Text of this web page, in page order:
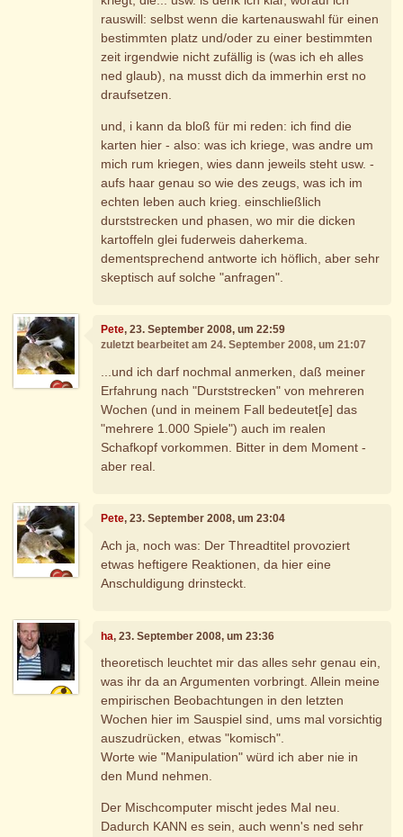
rauswill: selbst wenn die kartenauswahl für einen
bestimmten platz und/oder zu einer bestimmten
zeit irgendwie nicht zufällig is (was ich eh alles
ned glaub), na musst dich da immerhin erst no
draufsetzen.
und, i kann da bloß für mi reden: ich find die
karten hier - also: was ich kriege, was andre um
mich rum kriegen, wies dann jeweils steht usw. -
aufs haar genau so wie des zeugs, was ich im
echten leben auch krieg. einschließlich
durststrecken und phasen, wo mir die dicken
kartoffeln glei fuderweis daherkema.
dementsprechend antworte ich höflich, aber sehr
skeptisch auf solche "anfragen".
Pete, 23. September 2008, um 22:59
zuletzt bearbeitet am 24. September 2008, um 21:07
...und ich darf nochmal anmerken, daß meiner
Erfahrung nach "Durststrecken" von mehreren
Wochen (und in meinem Fall bedeutet[e] das
"mehrere 1.000 Spiele") auch im realen
Schafkopf vorkommen. Bitter in dem Moment -
aber real.
Pete, 23. September 2008, um 23:04
Ach ja, noch was: Der Threadtitel provoziert
etwas heftigere Reaktionen, da hier eine
Anschuldigung drinsteckt.
ha, 23. September 2008, um 23:36
theoretisch leuchtet mir das alles sehr genau ein,
was ihr da an Argumenten vorbringt. Allein meine
empirischen Beobachtungen in den letzten
Wochen hier im Sauspiel sind, ums mal vorsichtig
auszudrücken, etwas "komisch".
Worte wie "Manipulation" würd ich aber nie in
den Mund nehmen.
Der Mischcomputer mischt jedes Mal neu.
Dadurch KANN es sein, auch wenn's ned sehr